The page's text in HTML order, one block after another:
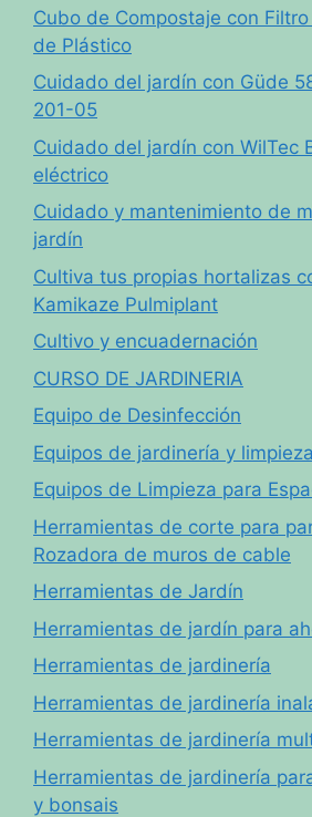
Cubo de Compostaje con
de Plástico
Cuidado del jardín con Güde
201-05
Cuidado del jardín con WilTec
eléctrico
Cuidado y mantenimiento de
jardín
Cultiva tus propias hortalizas
Kamikaze Pulmiplant
Cultivo y encuadernación
CURSO DE JARDINERIA
Equipo de Desinfección
Equipos de jardinería y limpieza
Equipos de Limpieza para
Herramientas de corte para
Rozadora de muros de cable
Herramientas de Jardín
Herramientas de jardín para
Herramientas de jardinería
Herramientas de jardinería
Herramientas de jardinería
Herramientas de jardinería
y bonsais